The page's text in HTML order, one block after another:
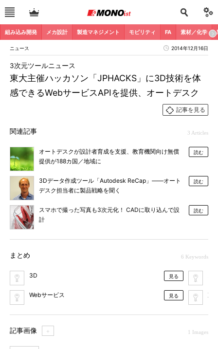
組み込み開発 メカ設計 製造マネジメント モビリティ FA 素材／化学
ニュース 2014年12月16日
東大主催ハッカソン「JPHACKS」に3D技術を体
感できるWebサービスAPIを提供、オートデスク
3次元ツールニュース
記事を見る
関連記事 3 Articles
オートデスクが設計者育成を支援、教育機関向け無償
提供が188カ国／地域に
読む
3Dデータ作成ツール「Autodesk ReCap」――オート
デスク担当者に製品戦略を聞く
読む
スマホで撮った写真も3次元化！ CADに取り込んで設
計
読む
まとめ 6 Keywords
3D 見る
Webサービス 見る 東
記事画像 ＋ 1 Images